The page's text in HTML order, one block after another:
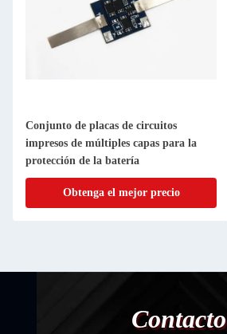
Conjunto de placas de circuitos
impresos de múltiples capas para la
protección de la batería
Obtenga el mejor precio
Contacto